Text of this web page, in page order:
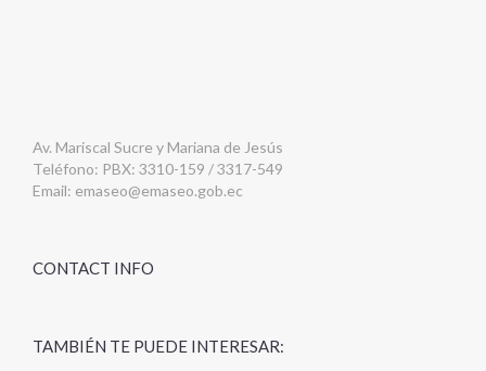
Av. Mariscal Sucre y Mariana de Jesús
Teléfono: PBX: 3310-159 / 3317-549
Email: emaseo@emaseo.gob.ec
CONTACT INFO
TAMBIÉN TE PUEDE INTERESAR: